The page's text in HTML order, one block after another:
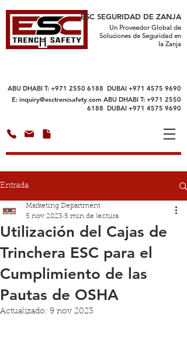
ESC SEGURIDAD DE ZANJA
Un Proveedor Global de
Soluciones de Seguridad en
la Zanja
ABU DHABI T: +971 2550 6188 DUBAI +971 4575 9690
E: inquiry@esctrencsafety.com ABU DHABI T: +971 2550
6188 DUBAI +971 4575 9690
Entrada
Utilización del Cajas de
Trinchera ESC para el
Cumplimiento de las
Pautas de OSHA
Marketing Department
5 nov 2023 5 min de lectura
Actualizado: 9 nov 2023